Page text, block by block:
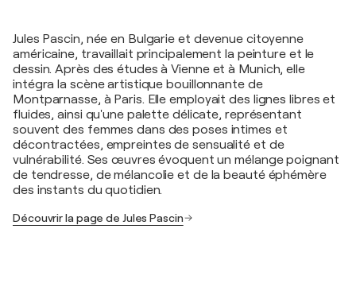
Jules Pascin, née en Bulgarie et devenue citoyenne
américaine, travaillait principalement la peinture et le
dessin. Après des études à Vienne et à Munich, elle
intégra la scène artistique bouillonnante de
Montparnasse, à Paris. Elle employait des lignes libres et
fluides, ainsi qu'une palette délicate, représentant
souvent des femmes dans des poses intimes et
décontractées, empreintes de sensualité et de
vulnérabilité. Ses œuvres évoquent un mélange poignant
de tendresse, de mélancolie et de la beauté éphémère
des instants du quotidien.
Découvrir la page de Jules Pascin